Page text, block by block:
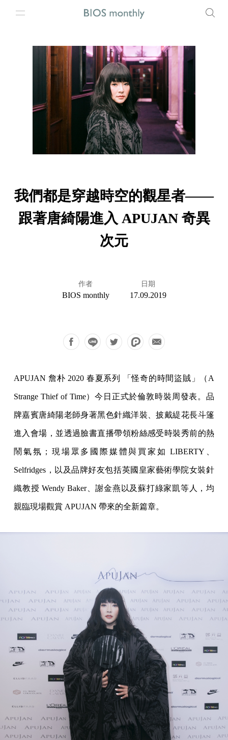
我們都是穿越時空的觀星者——
跟著唐綺陽進入 APUJAN 奇異
次元
作者
BIOS monthly
日期
17.09.2019
APUJAN 詹朴 2020 春夏系列 「怪奇的時間盜賊」（A
Strange Thief of Time）今日正式於倫敦時裝周發表。品
牌嘉賓唐綺陽老師身著黑色針織洋裝、披戴緹花長斗篷
進入會場，並透過臉書直播帶領粉絲感受時裝秀前的熱
鬧氣氛；現場眾多國際媒體與買家如 LIBERTY、
Selfridges，以及品牌好友包括英國皇家藝術學院女裝針
織教授 Wendy Baker、謝金燕以及蘇打綠家凱等人，均
親臨現場觀賞 APUJAN 帶來的全新篇章。